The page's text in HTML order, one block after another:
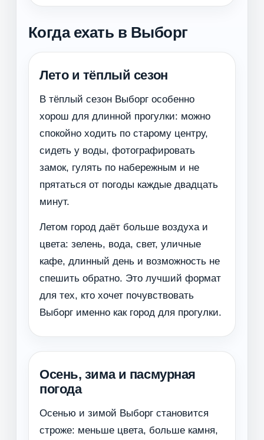
Когда ехать в Выборг
Лето и тёплый сезон
В тёплый сезон Выборг особенно
хорош для длинной прогулки: можно
спокойно ходить по старому центру,
сидеть у воды, фотографировать
замок, гулять по набережным и не
прятаться от погоды каждые двадцать
минут.
Летом город даёт больше воздуха и
цвета: зелень, вода, свет, уличные
кафе, длинный день и возможность не
спешить обратно. Это лучший формат
для тех, кто хочет почувствовать
Выборг именно как город для прогулки.
Осень, зима и пасмурная
погода
Осенью и зимой Выборг становится
строже: меньше цвета, больше камня,